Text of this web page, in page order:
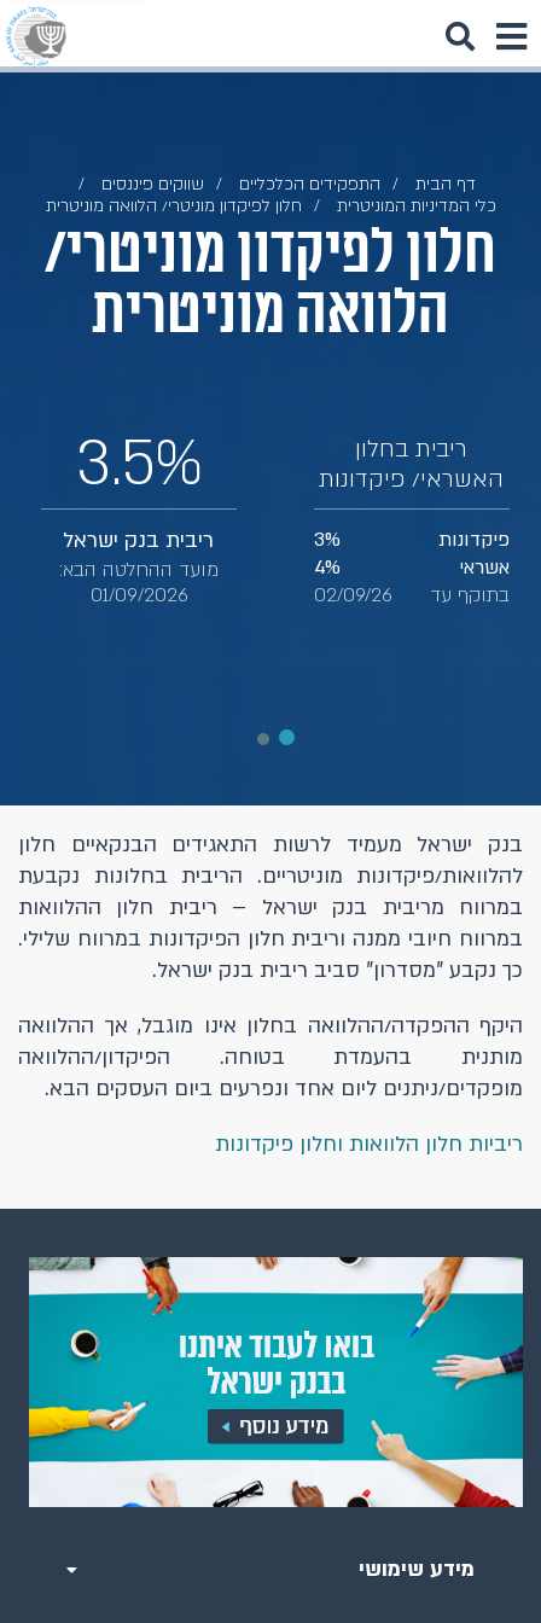
דף הבית התפקידים הכלכליים
שווקים פיננסים
כלי המדיניות המוניטרית
חלון לפיקדון מוניטרי/ הלוואה מוניטרית
חלון לפיקדון מוניטרי/
הלוואה מוניטרית
ריבית בחלון
האשראי/ פיקדונות
פיקדונות
3%
אשראי
4%
בתוקף עד
02/09/26
3.5%
ריבית בנק ישראל
מועד ההחלטה הבא:
01/09/2026
בנק ישראל מעמיד לרשות התאגידים הבנקאיים חלון
להלוואות/פיקדונות מוניטריים. הריבית בחלונות נקבעת
במרווח מריבית בנק ישראל – ריבית חלון ההלוואות
במרווח חיובי ממנה וריבית חלון הפיקדונות במרווח שלילי.
כך נקבע "מסדרון" סביב ריבית בנק ישראל.
היקף ההפקדה/ההלוואה בחלון אינו מוגבל, אך ההלוואה
מותנית בהעמדת בטוחה. הפיקדון/ההלוואה
מופקדים/ניתנים ליום אחד ונפרעים ביום העסקים הבא.
ריביות חלון הלוואות וחלון פיקדונות
מידע שימושי